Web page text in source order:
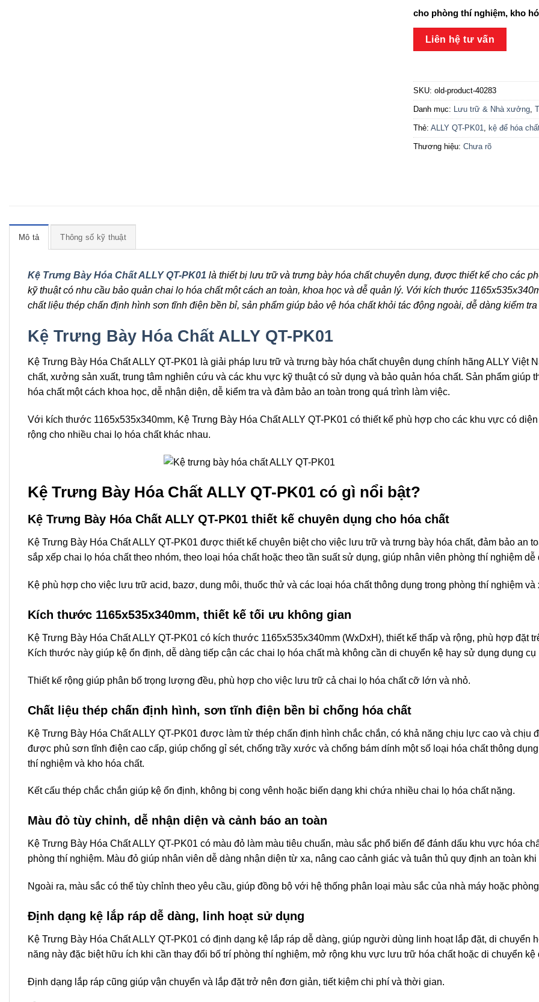
cho phòng thí nghiệm, kho
Liên hệ tư vấn
SKU: old-product-40283
Danh mục: Lưu trữ & Nhà xưởng,
Thẻ: ALLY QT-PK01, kệ để hóa
Thương hiệu: Chưa rõ
Mô tả Thông số kỹ thuật
Kệ Trưng Bày Hóa Chất ALLY QT-PK01 là thiết bị lưu trữ và trưng bày hóa chất chuyên dụng, được thiết kế cho các
kỹ thuật có nhu cầu bảo quản chai lọ hóa chất một cách an toàn, khoa học và dễ quản lý. Với kích thước
chất liệu thép chấn định hình sơn tĩnh điện bền bỉ, sản phẩm giúp bảo vệ hóa chất khỏi tác động ngoài, dễ dàng kiểm
Kệ Trưng Bày Hóa Chất ALLY QT-PK01
Kệ Trưng Bày Hóa Chất ALLY QT-PK01 là giải pháp lưu trữ và trưng bày hóa chất chuyên dụng chính hãng ALLY Việt
chất, xưởng sản xuất, trung tâm nghiên cứu và các khu vực kỹ thuật có sử dụng và bảo quản hóa chất. Sản phẩm giúp
hóa chất một cách khoa học, dễ nhận diện, dễ kiểm tra và đảm bảo an toàn trong quá trình làm việc.
Với kích thước 1165x535x340mm, Kệ Trưng Bày Hóa Chất ALLY QT-PK01 có thiết kế phù hợp cho các khu vực có
rộng cho nhiều chai lọ hóa chất khác nhau.
Kệ Trưng Bày Hóa Chất ALLY QT-PK01 có gì nổi bật?
Kệ Trưng Bày Hóa Chất ALLY QT-PK01 thiết kế chuyên dụng cho hóa chất
Kệ Trưng Bày Hóa Chất ALLY QT-PK01 được thiết kế chuyên biệt cho việc lưu trữ và trưng bày hóa chất, đảm bảo an
sắp xếp chai lọ hóa chất theo nhóm, theo loại hóa chất hoặc theo tần suất sử dụng, giúp nhân viên phòng thí nghiệm
Kệ phù hợp cho việc lưu trữ acid, bazơ, dung môi, thuốc thử và các loại hóa chất thông dụng trong phòng thí nghiệm
Kích thước 1165x535x340mm, thiết kế tối ưu không gian
Kệ Trưng Bày Hóa Chất ALLY QT-PK01 có kích thước 1165x535x340mm (WxDxH), thiết kế thấp và rộng, phù hợp đặt
Kích thước này giúp kệ ổn định, dễ dàng tiếp cận các chai lọ hóa chất mà không cần di chuyển kệ hay sử dụng dụng cụ
Thiết kế rộng giúp phân bố trọng lượng đều, phù hợp cho việc lưu trữ cả chai lọ hóa chất cỡ lớn và nhỏ.
Chất liệu thép chấn định hình, sơn tĩnh điện bền bỉ chống hóa chất
Kệ Trưng Bày Hóa Chất ALLY QT-PK01 được làm từ thép chấn định hình chắc chắn, có khả năng chịu lực cao và chịu
được phủ sơn tĩnh điện cao cấp, giúp chống gỉ sét, chống trầy xước và chống bám dính một số loại hóa chất thông
thí nghiệm và kho hóa chất.
Kết cấu thép chắc chắn giúp kệ ổn định, không bị cong vênh hoặc biến dạng khi chứa nhiều chai lọ hóa chất nặng.
Màu đỏ tùy chỉnh, dễ nhận diện và cảnh báo an toàn
Kệ Trưng Bày Hóa Chất ALLY QT-PK01 có màu đỏ làm màu tiêu chuẩn, màu sắc phổ biến để đánh dấu khu vực hóa
phòng thí nghiệm. Màu đỏ giúp nhân viên dễ dàng nhận diện từ xa, nâng cao cảnh giác và tuân thủ quy định an toàn
Ngoài ra, màu sắc có thể tùy chỉnh theo yêu cầu, giúp đồng bộ với hệ thống phân loại màu sắc của nhà máy hoặc
Định dạng kệ lắp ráp dễ dàng, linh hoạt sử dụng
Kệ Trưng Bày Hóa Chất ALLY QT-PK01 có định dạng kệ lắp ráp dễ dàng, giúp người dùng linh hoạt lắp đặt, di chuyển
năng này đặc biệt hữu ích khi cần thay đổi bố trí phòng thí nghiệm, mở rộng khu vực lưu trữ hóa chất hoặc di chuyển kệ
Định dạng lắp ráp cũng giúp vận chuyển và lắp đặt trở nên đơn giản, tiết kiệm chi phí và thời gian.